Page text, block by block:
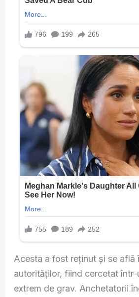
Acesta a fost reținut și se află
autorităților, fiind cercetat într-
extrem de grav. Anchetatorii